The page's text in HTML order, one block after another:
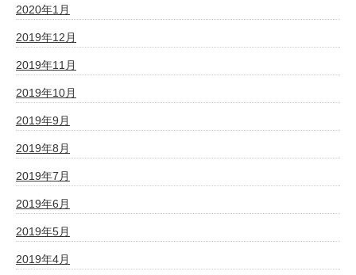
2020年1月
2019年12月
2019年11月
2019年10月
2019年9月
2019年8月
2019年7月
2019年6月
2019年5月
2019年4月